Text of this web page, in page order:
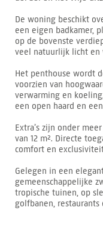
De woning beschikt
een eigen badkamer,
op de bovenste
veel natuurlijk licht en
Het penthouse wordt
voorzien van
verwarming en
een open haard en
Extra’s zijn onder
van 12 m². Directe
comfort en
Gelegen in een
gemeenschappelijke
tropische tuinen, op
golfbanen,